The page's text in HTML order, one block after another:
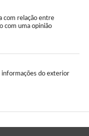
com relação entre
com uma opinião
informações do exterior